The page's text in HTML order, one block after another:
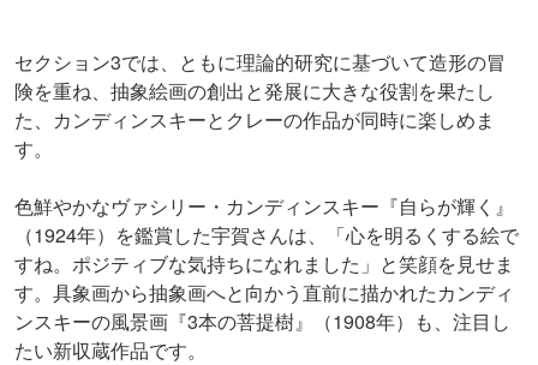
セクション3では、ともに理論的研究に基づいて造形の冒
険を重ね、抽象絵画の創出と発展に大きな役割を果たし
た、カンディンスキーとクレーの作品が同時に楽しめま
す。
色鮮やかなヴァシリー・カンディンスキー『自らが輝く』
（1924年）を鑑賞した宇賀さんは、「心を明るくする絵で
すね。ポジティブな気持ちになれました」と笑顔を見せま
す。具象画から抽象画へと向かう直前に描かれたカンディ
ンスキーの風景画『3本の菩提樹』（1908年）も、注目し
たい新収蔵作品です。